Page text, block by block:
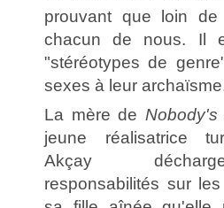
prouvant que loin
chacun de nous. Il
"stéréotypes de
sexes à leur
La mère de Nobody's
jeune réalisatrice
Akçay
responsabilités sur